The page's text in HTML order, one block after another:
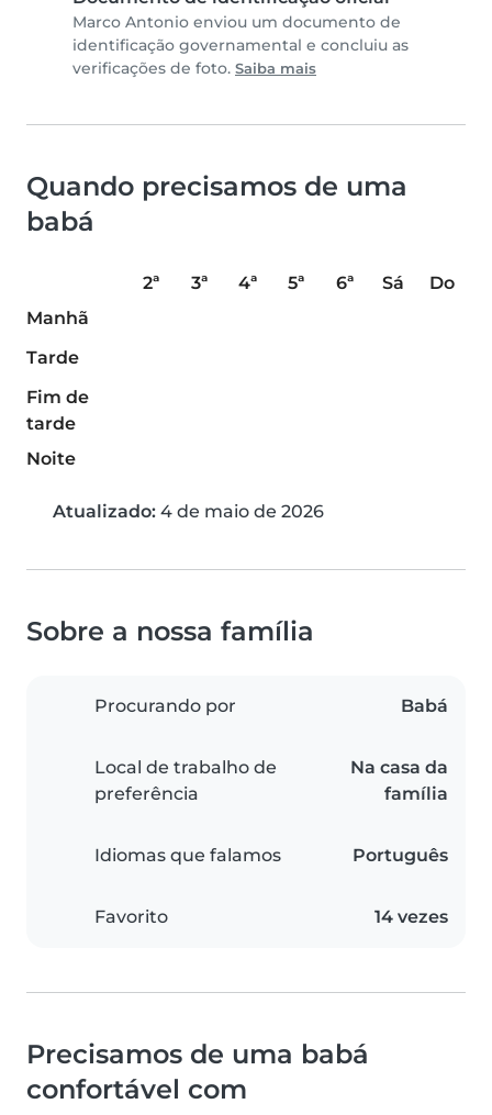
Marco Antonio enviou um documento de
identificação governamental e concluiu as
verificações de foto. Saiba mais
Quando precisamos de uma
babá
2ª 3ª 4ª 5ª 6ª Sá
Do
Manhã
Tarde
Fim de
tarde
Noite
Atualizado: 4 de maio de 2026
Sobre a nossa família
Procurando por Babá
Local de trabalho de
preferência
Na casa da
família
Idiomas que falamos Português
Favorito 14 vezes
Precisamos de uma babá
confortável com